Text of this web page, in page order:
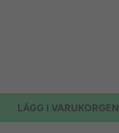
LÄGG I VARUKORGEN